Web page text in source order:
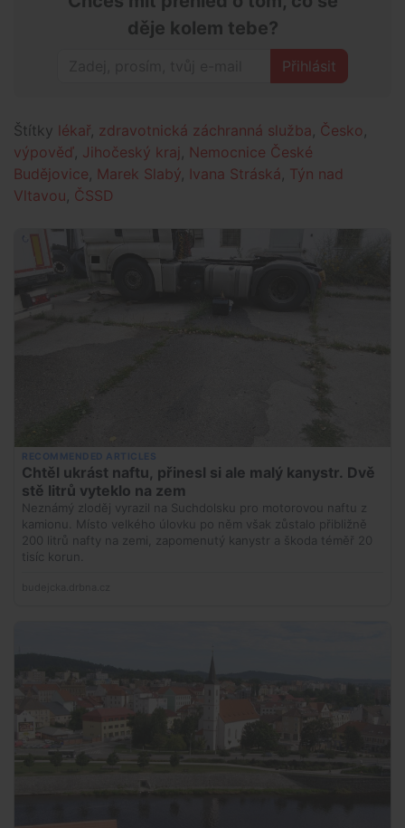
děje kolem tebe?
Přihlásit
Štítky lékař zdravotnická záchranná služba Česko
výpověď Jihočeský kraj
Nemocnice České
Budějovice Marek Slabý Ivana Stráská
Týn nad
Vltavou ČSSD